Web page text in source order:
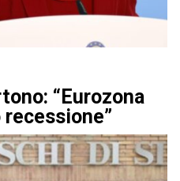
“Eurozona
recessione”